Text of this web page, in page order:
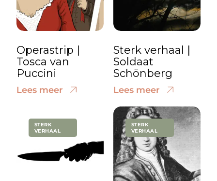
Operastrip |
Tosca van
Puccini
Lees meer
Sterk verhaal |
Soldaat
Schönberg
Lees meer
STERK
VERHAAL
STERK
VERHAAL